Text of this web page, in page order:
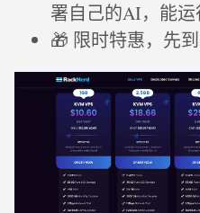
署自己的AI，能运
🎁 限时特惠，先到